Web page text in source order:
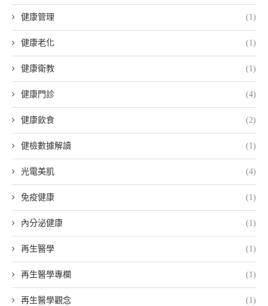
健康管理 (1)
健康老化 (1)
健康衛教 (1)
健康門診 (4)
健康飲食 (2)
健檢數據解讀 (1)
光電美肌 (4)
免疫健康 (1)
內分泌健康 (1)
再生醫學 (1)
再生醫學專欄 (1)
再生醫學觀念 (1)